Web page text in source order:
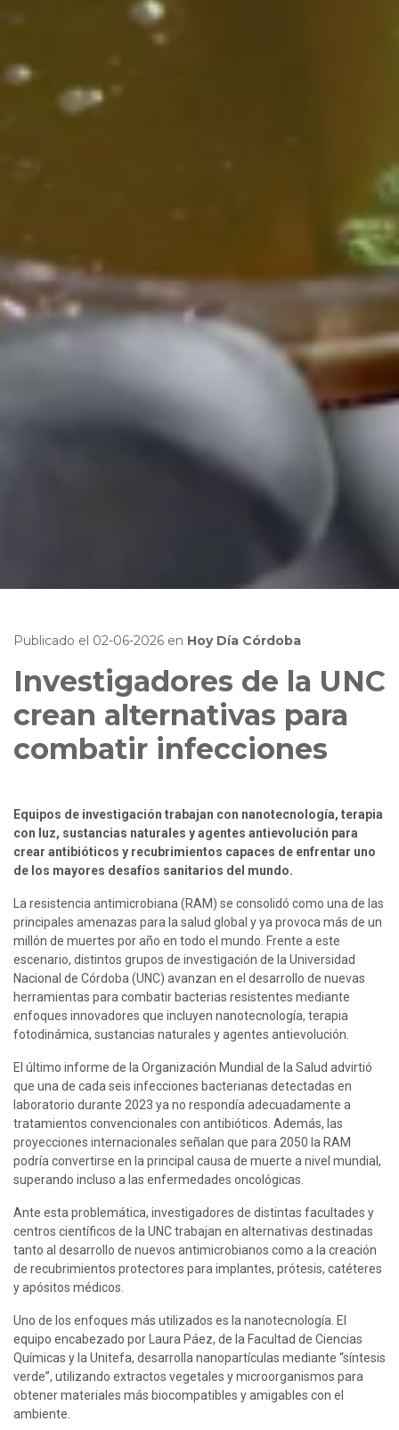
Publicado el 02-06-2026 en Hoy Día Córdoba
Investigadores de la UNC
crean alternativas para
combatir infecciones
Equipos de investigación trabajan con nanotecnología, terapia
con luz, sustancias naturales y agentes antievolución para
crear antibióticos y recubrimientos capaces de enfrentar uno
de los mayores desafíos sanitarios del mundo.
La resistencia antimicrobiana (RAM) se consolidó como una de las
principales amenazas para la salud global y ya provoca más de un
millón de muertes por año en todo el mundo. Frente a este
escenario, distintos grupos de investigación de la Universidad
Nacional de Córdoba (UNC) avanzan en el desarrollo de nuevas
herramientas para combatir bacterias resistentes mediante
enfoques innovadores que incluyen nanotecnología, terapia
fotodinámica, sustancias naturales y agentes antievolución.
El último informe de la Organización Mundial de la Salud advirtió
que una de cada seis infecciones bacterianas detectadas en
laboratorio durante 2023 ya no respondía adecuadamente a
tratamientos convencionales con antibióticos. Además, las
proyecciones internacionales señalan que para 2050 la RAM
podría convertirse en la principal causa de muerte a nivel mundial,
superando incluso a las enfermedades oncológicas.
Ante esta problemática, investigadores de distintas facultades y
centros científicos de la UNC trabajan en alternativas destinadas
tanto al desarrollo de nuevos antimicrobianos como a la creación
de recubrimientos protectores para implantes, prótesis, catéteres
y apósitos médicos.
Uno de los enfoques más utilizados es la nanotecnología. El
equipo encabezado por Laura Páez, de la Facultad de Ciencias
Químicas y la Unitefa, desarrolla nanopartículas mediante “síntesis
verde”, utilizando extractos vegetales y microorganismos para
obtener materiales más biocompatibles y amigables con el
ambiente.